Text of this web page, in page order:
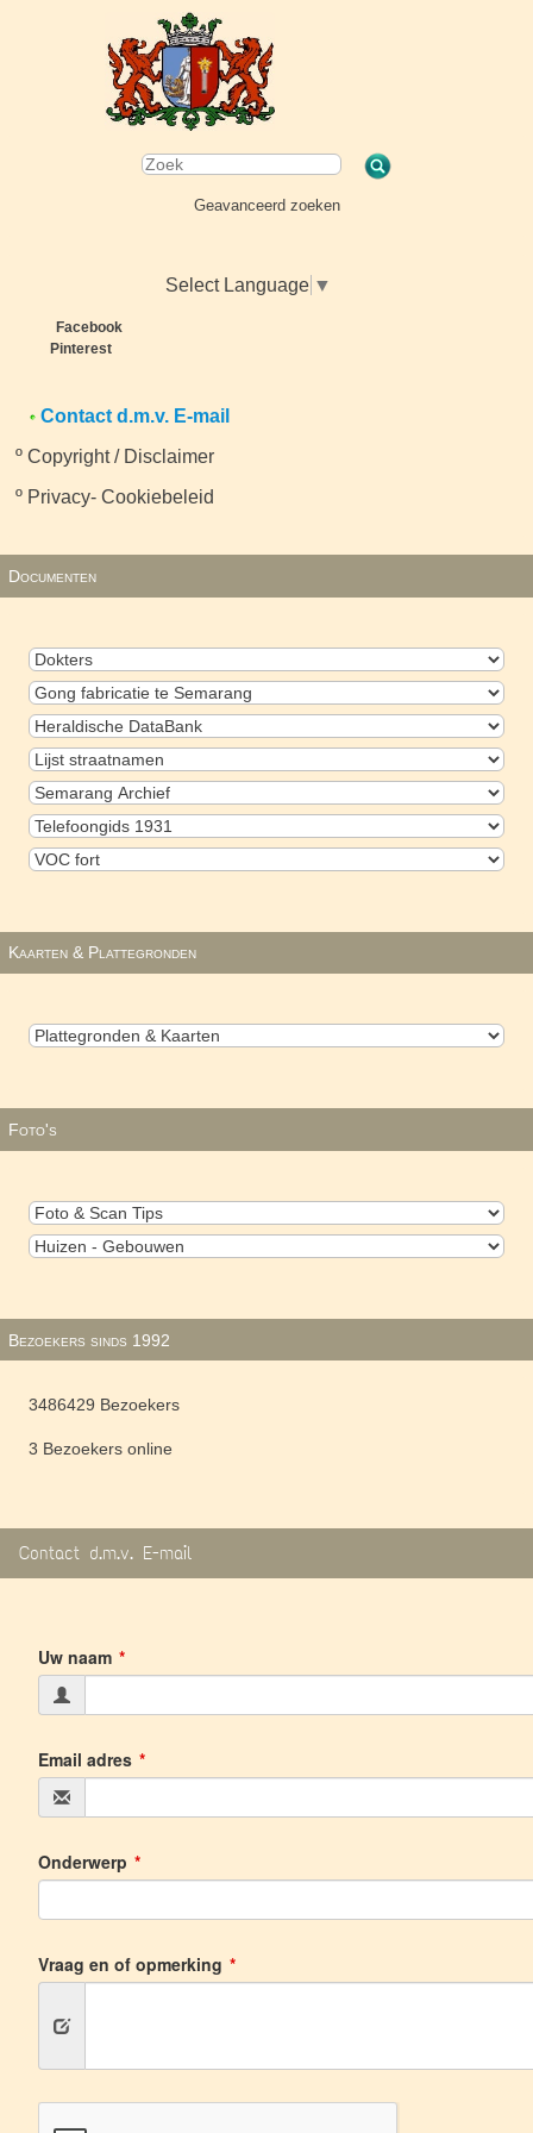
Geavanceerd zoeken
Select Language ▼
Facebook
Pinterest
Contact d.m.v. E-mail
º Copyright / Disclaimer
º Privacy- Cookiebeleid
Documenten
Kaarten & Plattegronden
Foto's
Bezoekers sinds 1992
3486429 Bezoekers
3 Bezoekers online
Contact d.m.v. E-mail